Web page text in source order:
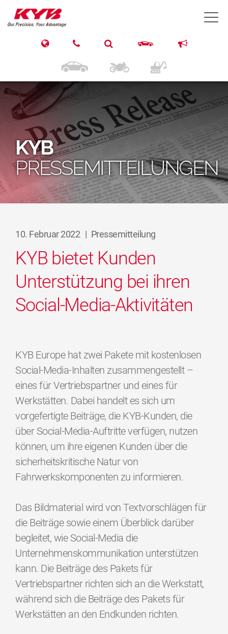
KYB
PRESSEMITTEILUNGEN
10. Februar 2022 | Pressemitteilung
KYB bietet Kunden
Unterstützung bei ihren
Social-Media-Aktivitäten
KYB Europe hat zwei Pakete mit kostenlosen
Social-Media-Inhalten zusammengestellt –
eines für Vertriebspartner und eines für
Werkstätten. Dabei handelt es sich um
vorgefertigte Beiträge, die KYB-Kunden, die
über Social-Media-Auftritte verfügen, nutzen
können, um ihre eigenen Kunden über die
sicherheitskritische Natur von
Fahrwerkskomponenten zu informieren.
Das Bildmaterial wird von Textvorschlägen für
die Beiträge sowie einem Überblick darüber
begleitet, wie Social-Media die
Unternehmenskommunikation unterstützen
kann. Die Beiträge des Pakets für
Vertriebspartner richten sich an die Werkstatt,
während sich die Beiträge des Pakets für
Werkstätten an den Endkunden richten.